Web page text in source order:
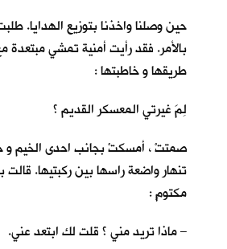
حين وصلنا واخذنا بتوزيع الهدايا.
بالأمر. فقد رأيت أمنية تمشي
طريقها و خاطبتها :
لِمَ غيرتي المعسكر القديم ؟
صمتتْ ، أمسكتْ بجانب احدى الخيم و
تنهار واضعة راسها بين ركبتيها.
مكتومٍ :
– ماذا تريد مني ؟ قلت لك ابتعد عني.